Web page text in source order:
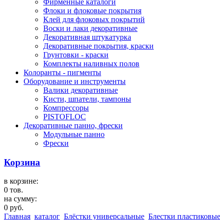
Фирменные каталоги
Флоки и флоковые покрытия
Клей для флоковых покрытий
Воски и лаки декоративные
Декоративная штукатурка
Декоративные покрытия, краски
Грунтовки - краски
Комплекты наливных полов
Колоранты - пигменты
Оборудование и инструменты
Валики декоративные
Кисти, шпатели, тампоны
Компрессоры
PISTOFLOC
Декоративные панно, фрески
Модульные панно
Фрески
Корзина
в корзине:
0 тов.
на сумму:
0 руб.
Главная каталог Блёстки универсальные Блестки